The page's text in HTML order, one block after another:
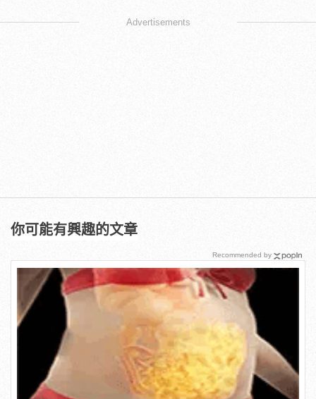
Advertisements
你可能有興趣的文章
Recommended by